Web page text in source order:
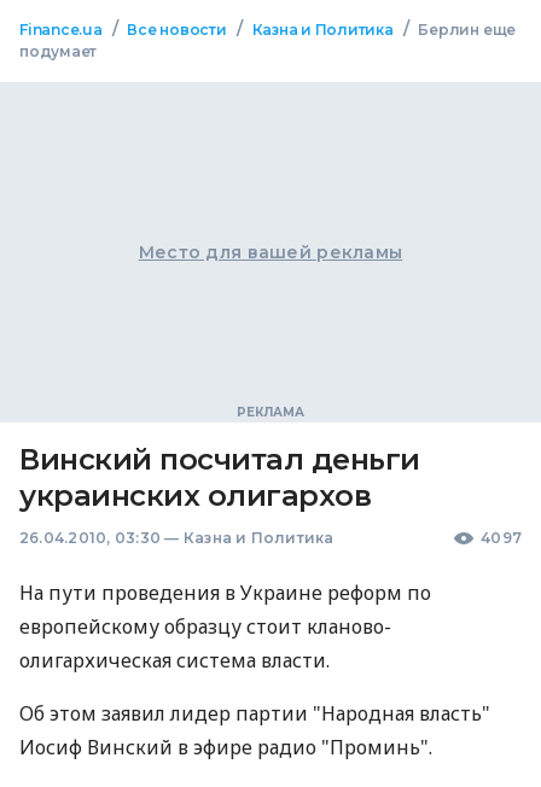
Finance.ua / Все новости / Казна и Политика / Берлин еще
подумает
Место для вашей рекламы
Винский посчитал деньги
украинских олигархов
26.04.2010, 03:30 — Казна и Политика 4097
На пути проведения в Украине реформ по
европейскому образцу стоит кланово-
олигархическая система власти.
Об этом заявил лидер партии "Народная власть"
Иосиф Винский в эфире радио "Проминь".